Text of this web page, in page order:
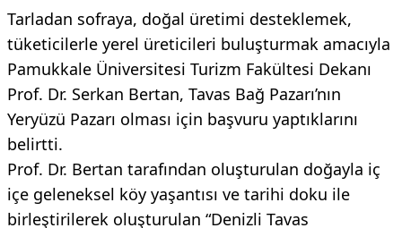
Tarladan sofraya, doğal üretimi desteklemek,
tüketicilerle yerel üreticileri buluşturmak amacıyla
Pamukkale Üniversitesi Turizm Fakültesi Dekanı
Prof. Dr. Serkan Bertan, Tavas Bağ Pazarı’nın
Yeryüzü Pazarı olması için başvuru yaptıklarını
belirtti.
Prof. Dr. Bertan tarafından oluşturulan doğayla iç
içe geleneksel köy yaşantısı ve tarihi doku ile
birleştirilerek oluşturulan “Denizli Tavas